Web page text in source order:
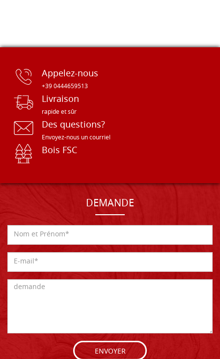
Appelez-nous
+39 0444659513
Livraison
rapide et sûr
Des questions?
Envoyez-nous un courriel
Bois FSC
DEMANDE
ENVOYER